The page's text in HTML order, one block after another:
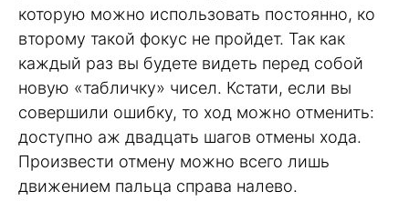
которую можно использовать постоянно, ко
второму такой фокус не пройдет. Так как
каждый раз вы будете видеть перед собой
новую «табличку» чисел. Кстати, если вы
совершили ошибку, то ход можно отменить:
доступно аж двадцать шагов отмены хода.
Произвести отмену можно всего лишь
движением пальца справа налево.